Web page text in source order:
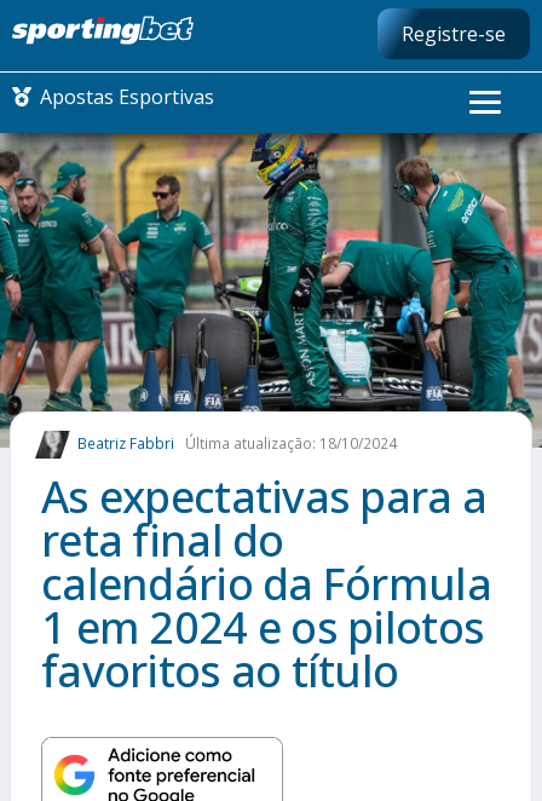
Registre-se
Apostas Esportivas
CONMEBOL LIBERTADORES
FUTEBOL NACIONAL
FUTEBOL INTERNACIONAL
COMO APOSTAR
MAIS ESPORTES
Beatriz Fabbri Última atualização: 18/10/2024
As expectativas para a
reta final do
calendário da Fórmula
1 em 2024 e os pilotos
favoritos ao título